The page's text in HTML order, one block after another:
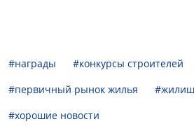
#награды #конкурсы строителей
#первичный рынок жилья
#хорошие новости